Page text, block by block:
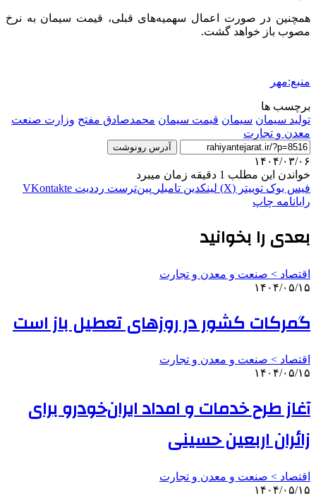
همچنین در صورت اعمال سهمیه‌های قبلی، قیمت سیمان به نرخ
مصوب باز خواهد گشت.
منبع:مهر
برچسب ها
تولید سیمان سیمان قیمت سیمان محمدصادق مفتح وزارت صنعت
معدن و تجارت
آدرس رونوشت
۱۴۰۴/۰۳/۰۶
خواندن این مطلب 1 دقیقه زمان میبرد
فیس بوک توییتر (X) لینکدین ‫تامبلر ‫پین‌ترست ‫رددیت ‫VKontakte
رایانامه چاپ
بعدی را بخوانید
اقتصاد > صنعت و معدن و تجارت
۱۴۰۴/۰۵/۱۵
گمرکات کشور در روزهای تعطیل باز است
اقتصاد > صنعت و معدن و تجارت
۱۴۰۴/۰۵/۱۵
آغاز طرح خدمات و امداد ایران‌خودرو برای
زائران اربعین حسینی
اقتصاد > صنعت و معدن و تجارت
۱۴۰۴/۰۵/۱۵